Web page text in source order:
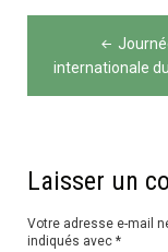
de
internationale
Laisser un
Votre adresse e-mail
indiqués avec *